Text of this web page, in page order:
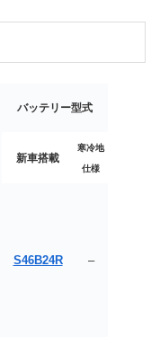
バッテリー型式
新車搭載
寒冷地
仕様
S46B24R –